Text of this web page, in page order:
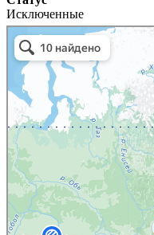
Исключенные